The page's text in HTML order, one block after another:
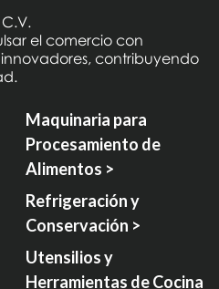
el comercio con
contribuyendo
Maquinaria para
Procesamiento de
Alimentos >
Refrigeración y
Conservación >
Utensilios y
Herramientas de Cocina